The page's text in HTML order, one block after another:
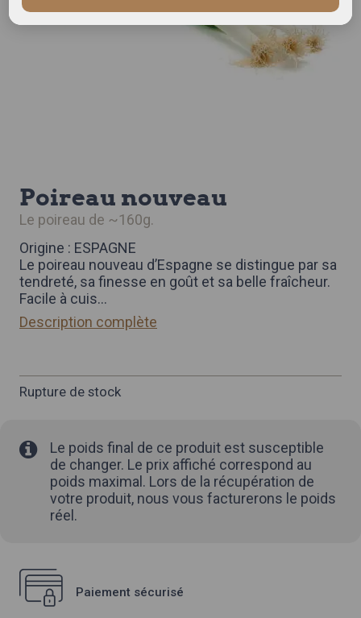
poireau nouveau
le poireau de ~160g.
Origine : ESPAGNE
Le poireau nouveau d’Espagne se distingue par sa
tendreté, sa finesse en goût et sa belle fraîcheur.
Facile à cuis...
Description complète
Rupture de stock
Le poids final de ce produit est susceptible
de changer. Le prix affiché correspond au
poids maximal. Lors de la récupération de
votre produit, nous vous facturerons le poids
réel.
Paiement sécurisé